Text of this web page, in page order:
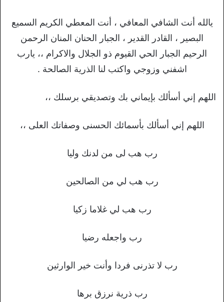
يالله أنت الشافي المعافي ، أنت المعطي الكريم السميع
البصير ، القادر القدير ، الجبار الحنان المنان الرحمن
الرحيم الجبار الحي القيوم ذو الجلال والاكرام ،، يارب
اشفني وزوجي واكتب لنا الذرية الصالحة .
اللهم إني أسألك بإيماني بك وتصديقي برسلك ،،
اللهم إني أسألك بأسمائك الحسنى وصفاتك العلى ،،
رب هب لى من لدنك وليا
رب هب لي من الصالحين
رب هب لي غلاما زكيا
رب واجعله رضيا
رب لا تذرنى فردا وأنت خير الوارثين
رب ذرية نرزق برها